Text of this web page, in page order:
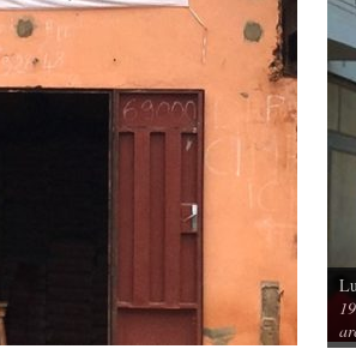
Vu / Les pavillons Prouvé de Tourcoing,
exemples de l’audace architecturale des
années 1950